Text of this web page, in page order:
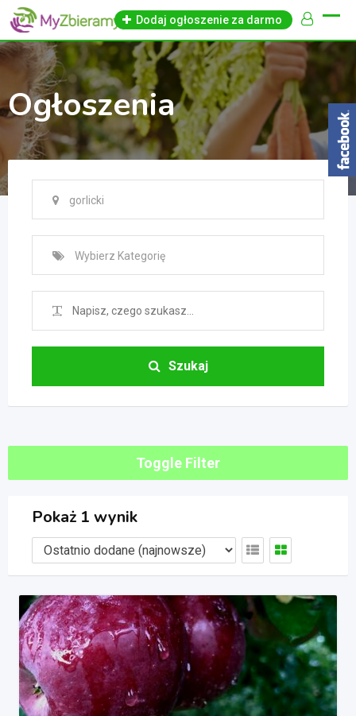
Skip
content
Dodaj ogłoszenie za darmo
Ogłoszenia
gorlicki
Wybierz Kategorię
Szukaj
Toggle Filter
Pokaż 1 wynik